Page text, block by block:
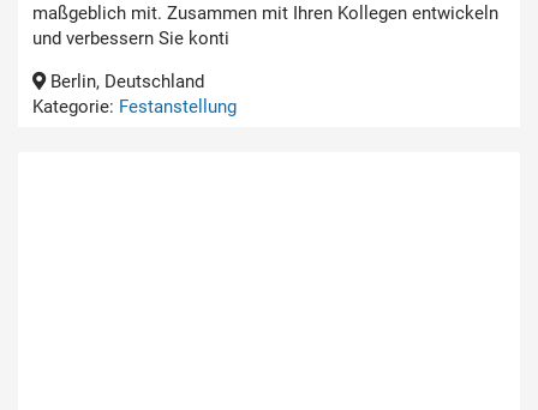
maßgeblich mit. Zusammen mit Ihren Kollegen entwickeln
und verbessern Sie konti
Berlin, Deutschland
Kategorie: Festanstellung